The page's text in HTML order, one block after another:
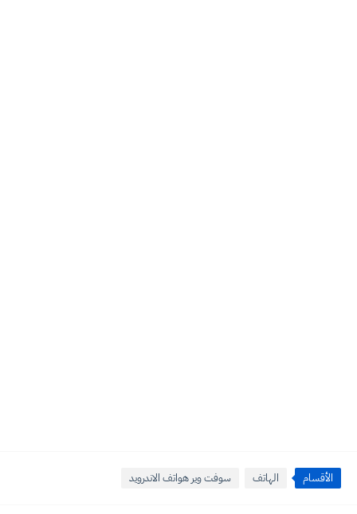
الأقسام الهاتف سوفت وير هواتف الاندرويد